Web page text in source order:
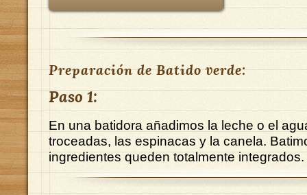
Preparación de Batido verde:
Paso 1:
En una batidora añadimos la leche o el
troceadas, las espinacas y la canela.
ingredientes queden totalmente integrados.